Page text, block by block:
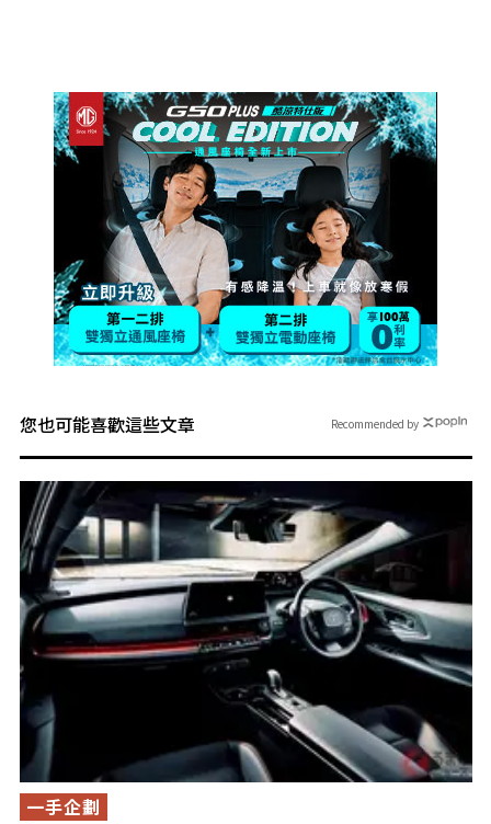
您也可能喜歡這些文章
一手企劃
Recommended by